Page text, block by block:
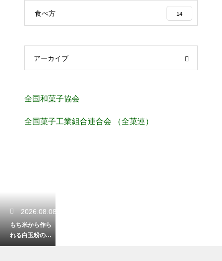
食べ方 14
アーカイブ
全国和菓子協会
全国菓子工業組合連合会 （全菓連）
2026.08.08
もち米から作ら
れる白玉粉の独
特な製法とは？